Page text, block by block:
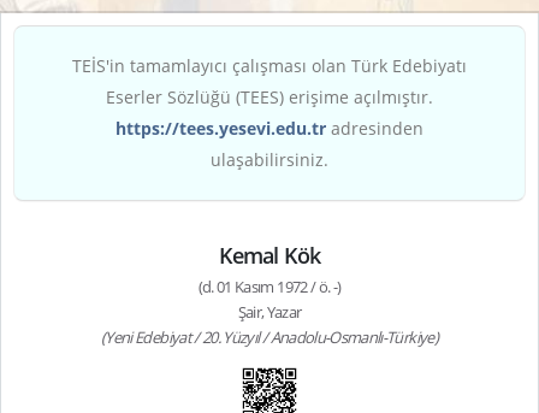
TEİS'in tamamlayıcı çalışması olan Türk Edebiyatı
Eserler Sözlüğü (TEES) erişime açılmıştır.
https://tees.yesevi.edu.tr adresinden
ulaşabilirsiniz.
Kemal Kök
(d. 01 Kasım 1972 / ö. -)
Şair, Yazar
(Yeni Edebiyat / 20. Yüzyıl / Anadolu-Osmanlı-Türkiye)